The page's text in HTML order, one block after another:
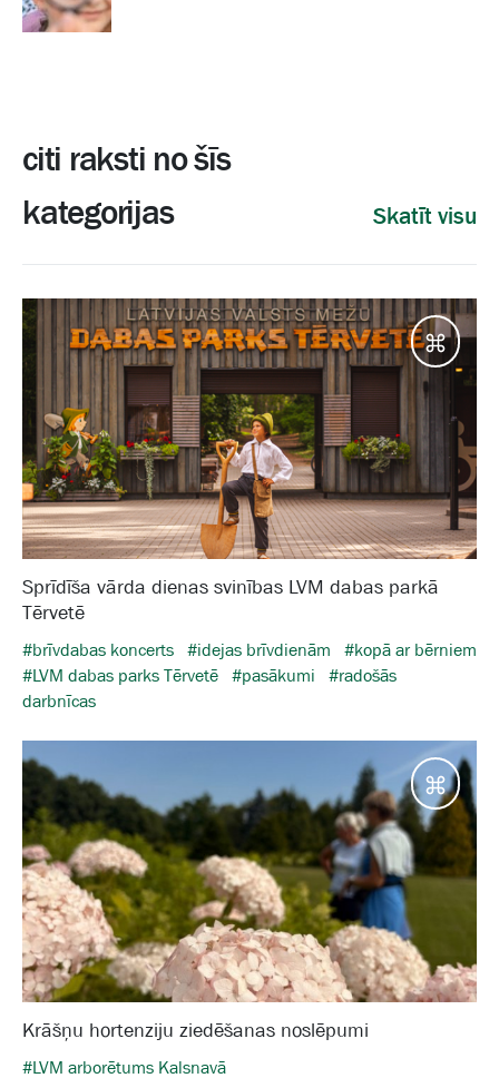
citi raksti no šīs
kategorijas
Skatīt visu
Sprīdīša vārda dienas svinības LVM dabas parkā
Tērvetē
#brīvdabas koncerts #idejas brīvdienām
#kopā ar bērniem
#LVM dabas parks Tērvetē #pasākumi
#radošās
darbnīcas
Krāšņu hortenziju ziedēšanas noslēpumi
#LVM arborētums Kalsnavā